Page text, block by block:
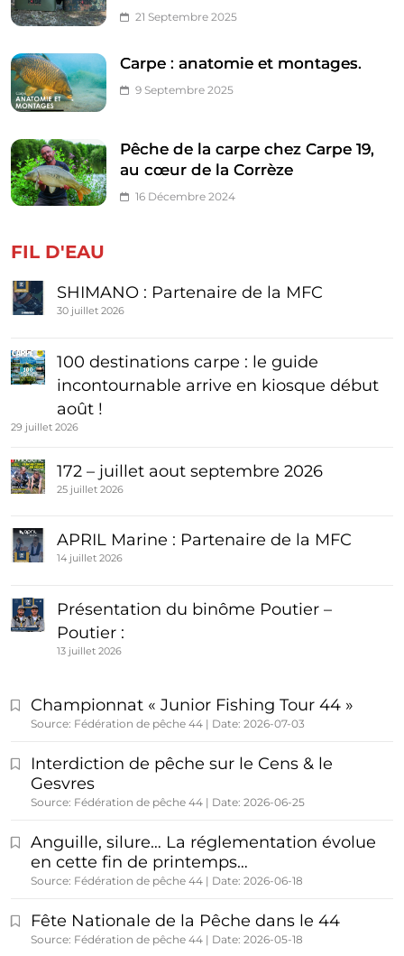
21 Septembre 2025
Carpe : anatomie et montages.
9 Septembre 2025
Pêche de la carpe chez Carpe 19,
au cœur de la Corrèze
16 Décembre 2024
FIL D'EAU
SHIMANO : Partenaire de la MFC
30 juillet 2026
100 destinations carpe : le guide
incontournable arrive en kiosque début
août !
29 juillet 2026
172 – juillet aout septembre 2026
25 juillet 2026
APRIL Marine : Partenaire de la MFC
14 juillet 2026
Présentation du binôme Poutier –
Poutier :
13 juillet 2026
Championnat « Junior Fishing Tour 44 »
Source: Fédération de pêche 44 Date: 2026-07-03
Interdiction de pêche sur le Cens & le
Gesvres
Source: Fédération de pêche 44 Date: 2026-06-25
Anguille, silure… La réglementation évolue
en cette fin de printemps…
Source: Fédération de pêche 44 Date: 2026-06-18
Fête Nationale de la Pêche dans le 44
Source: Fédération de pêche 44 Date: 2026-05-18